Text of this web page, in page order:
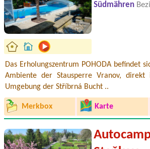
Südmähren
Das Erholungszentrum POHODA befindet
Ambiente der Stausperre Vranov,
Umgebung der Stříbrná Bucht ..
Merkbox Karte